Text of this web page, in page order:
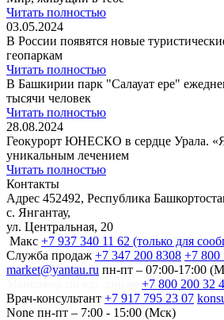
Читать полностью
03.05.2024
В России появятся новые
геопаркам
Читать полностью
В Башкирии парк "Салауат ере"
тысячи человек
Читать полностью
28.08.2024
Геокурорт ЮНЕСКО в сердце Урала.
уникальным лечением
Читать полностью
Контакты
Адрес 452492, Республика
с. Янгантау,
ул. Центральная, 20
Макс +7 937 340 11 62 (только для
Служба продаж +7 347 200 8308 +7 800
market@yantau.ru пн-пт – 07:00-17:00
+7 800 200 32
Врач-консультант +7 917 795 23 07
None пн-пт – 7:00 - 15:00 (Мск)